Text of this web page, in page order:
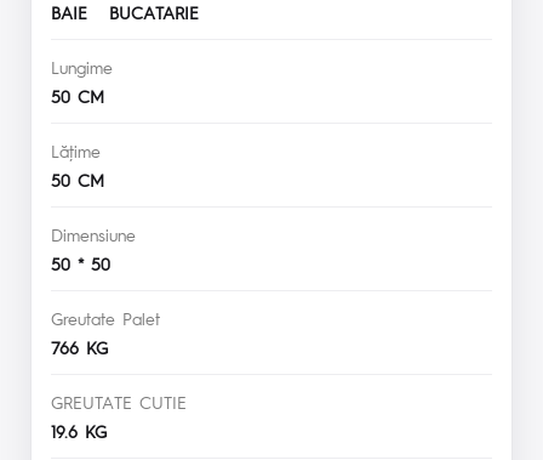
BAIE BUCATARIE
Lungime
50 CM
Lăţime
50 CM
Dimensiune
50 * 50
Greutate Palet
766 KG
GREUTATE CUTIE
19.6 KG